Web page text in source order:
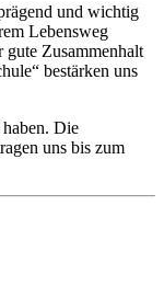
und wichtig
Lebensweg
gute Zusammenhalt
bestärken uns
Die
uns bis zum